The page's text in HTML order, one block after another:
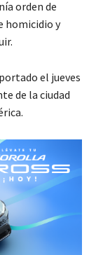
orden de
homicidio y
el jueves
de la ciudad